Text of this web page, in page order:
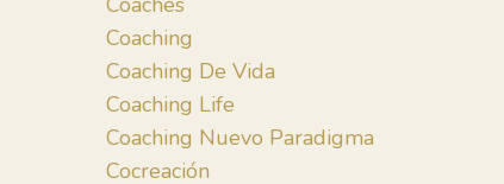
Coaching
Coaching De Vida
Coaching Life
Coaching Nuevo Paradigma
Cocreación